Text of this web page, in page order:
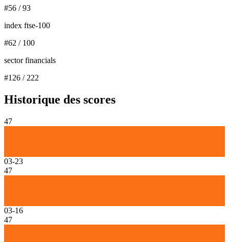
#56 /93
index ftse-100
#62 / 100
sector financials
#126 / 222
Historique des scores
47
03-23
47
03-16
47